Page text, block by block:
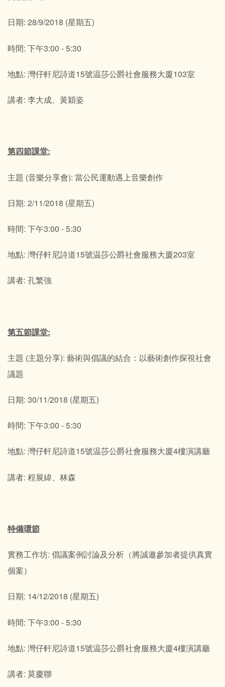
日期: 28/9/2018 (星期五)
時間: 下午3:00 - 5:30
地點: 灣仔軒尼詩道15號温莎公爵社會服務大廈103室
講者: 李大成、黃穎姿
第四節課堂:
主題 (音樂分享會): 當公民運動遇上音樂創作
日期: 2/11/2018 (星期五)
時間: 下午3:00 - 5:30
地點: 灣仔軒尼詩道15號温莎公爵社會服務大廈203室
講者: 孔繁強
第五節課堂:
主題 (主題分享): 藝術與倡議的結合：以藝術創作探視社會
議題
日期: 30/11/2018 (星期五)
時間: 下午3:00 - 5:30
地點: 灣仔軒尼詩道15號温莎公爵社會服務大廈4樓演講廳
講者: 程展緯、林森
特備環節
實務工作坊: 倡議案例討論及分析（將誠邀參加者提供真實
個案）
日期: 14/12/2018 (星期五)
時間: 下午3:00 - 5:30
地點: 灣仔軒尼詩道15號温莎公爵社會服務大廈4樓演講廳
講者: 莫慶聯